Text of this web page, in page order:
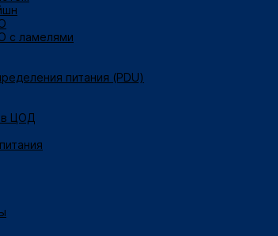
с ламелями
питания (PDU)
ЦОД